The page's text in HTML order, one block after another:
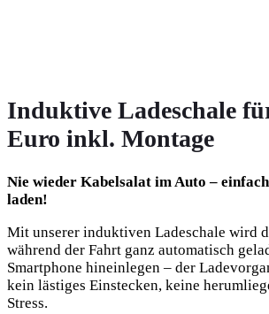
Induktive Ladeschale
Euro inkl. Montage
Nie wieder Kabelsalat im Auto –
laden!
Mit unserer induktiven Ladeschale wird
während der Fahrt ganz automatisch
Smartphone hineinlegen – der
kein lästiges Einstecken, keine
Stress.